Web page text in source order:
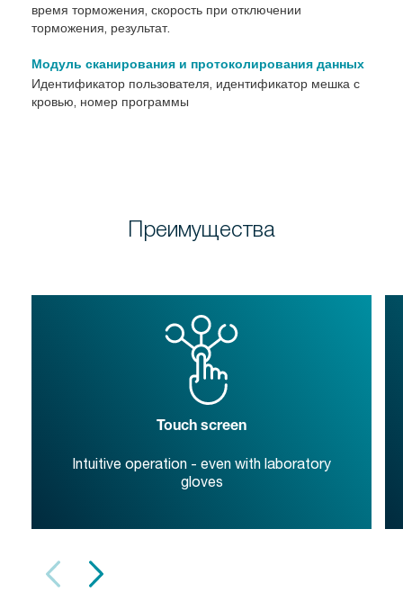
время торможения, скорость при отключении
торможения, результат.
Модуль сканирования и протоколирования данных
Идентификатор пользователя, идентификатор мешка с
кровью, номер программы
Преимущества
Touch screen
Intuitive operation - even with laboratory
gloves